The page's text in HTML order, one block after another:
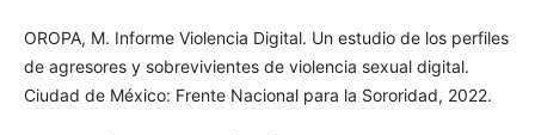
OROPA, M. Informe Violencia Digital. Un estudio de los perfiles
de agresores y sobrevivientes de violencia sexual digital.
Ciudad de México: Frente Nacional para la Sororidad, 2022.